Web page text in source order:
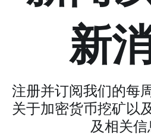
新
注册并订阅我们的每
关于加密货币挖矿以
及相关信